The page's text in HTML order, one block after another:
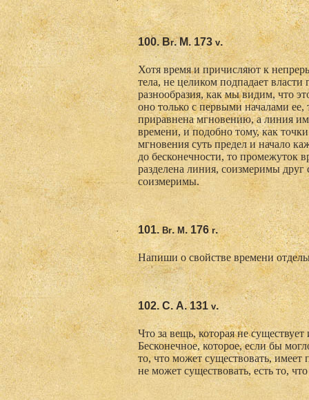
100. Вr. М. 173 v.
Хотя время и причисляют к
тела, не целиком подпадает
разнообразия, как мы видим, что
оно только с первыми началами
приравнена мгновению, а линия
времени, и подобно тому, как
мгновения суть предел и начало
до бесконечности, то промежуток
разделена линия, соизмеримы друг
соизмеримы.
101.Br. M . 176r.
Напиши о свойстве времени
102. С. А. 131v.
Что за вещь, которая не
Бесконечное, которое, если бы
то, что может существовать,
не может существовать, есть то,